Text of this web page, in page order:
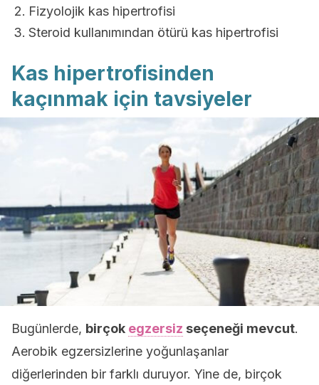
Fizyolojik kas hipertrofisi
Steroid kullanımından ötürü kas hipertrofisi
Kas hipertrofisinden
kaçınmak için tavsiyeler
Bugünlerde, birçok egzersiz seçeneği mevcut.
Aerobik egzersizlerine yoğunlaşanlar
diğerlerinden bir farklı duruyor. Yine de, birçok